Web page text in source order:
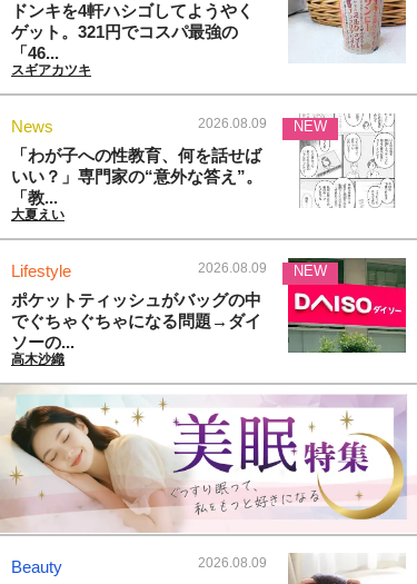
ドンキを4軒ハシゴしてようやく
ゲット。321円でコスパ最強の
「46...
スギアカツキ
News 2026.08.09
「わが子への性教育、何を話せば
いい？」専門家の“意外な答え”。
「教...
大夏えい
NEW
Lifestyle 2026.08.09
ポケットティッシュがバッグの中
でぐちゃぐちゃになる問題→ダイ
ソーの...
高木沙織
NEW
Beauty 2026.08.09